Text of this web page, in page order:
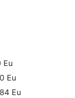
Eu
Eu
Eu